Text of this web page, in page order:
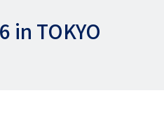
ラ
in TOKYO